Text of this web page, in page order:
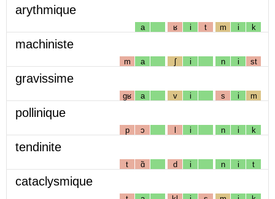
arythmique
a ʁ i t m i k
machiniste
m a ʃ i n i st
gravissime
gʁ a v i s i m
pollinique
p ɔ l i n i k
tendinite
t ɑ̃ d i n i t
cataclysmique